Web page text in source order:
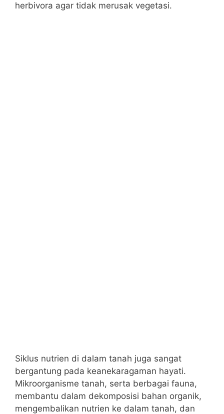
herbivora agar tidak merusak vegetasi.
Siklus nutrien di dalam tanah juga sangat
bergantung pada keanekaragaman hayati.
Mikroorganisme tanah, serta berbagai fauna,
membantu dalam dekomposisi bahan organik,
mengembalikan nutrien ke dalam tanah, dan